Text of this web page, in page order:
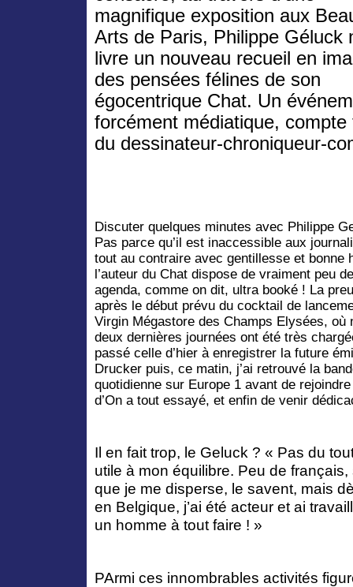
magnifique exposition aux
Arts de Paris, Philippe Géluck
livre un nouveau recueil en
des pensées félines de son
égocentrique Chat. Un
forcément médiatique,
du dessinateur-chroniqueur-
Discuter quelques minutes avec Philippe
Pas parce qu’il est inaccessible aux
tout au contraire avec gentillesse et bonne
l’auteur du Chat dispose de vraiment peu
agenda, comme on dit, ultra booké ! La
après le début prévu du cocktail de
Virgin Mégastore des Champs Elysées, où
deux dernières journées ont été très
passé celle d’hier à enregistrer la future
Drucker puis, ce matin, j’ai retrouvé la
quotidienne sur Europe 1 avant de
d’On a tout essayé, et enfin de venir
Il en fait trop, le Geluck ? « Pas du
utile à mon équilibre. Peu de
que je me disperse, le savent, mais
en Belgique, j’ai été acteur et ai
un homme à tout faire ! »
PArmi ces innombrables activités